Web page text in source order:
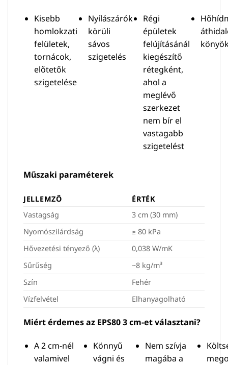
Kisebb
homlokzati
felületek,
tornácok,
előtetők
szigetelése
Nyílászárók
körüli
sávos
szigetelés
Régi
épületek
felújításánál
kiegészítő
rétegként,
ahol a
meglévő
szerkezet
nem bír el
vastagabb
szigetelést
Műszaki paraméterek
JELLEMZŐ
ÉRTÉK
Vastagság
3 cm (30 mm)
Nyomószilárdság
≥ 80 kPa
Hővezetési tényező (λ)
0,038 W/mK
Sűrűség
~8 kg/m³
Szín
Fehér
Vízfelvétel
Elhanyagolható
Miért érdemes az EPS80 3 cm-et választani?
A 2 cm-nél
valamivel
Könnyű
vágni és
Nem szívja
magába a